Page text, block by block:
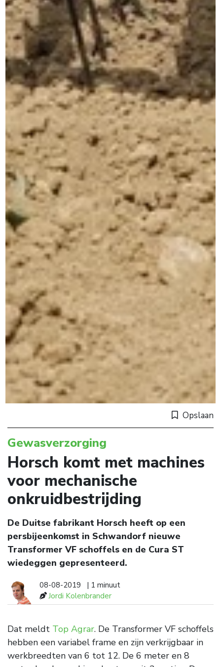
Opslaan
Gewasverzorging
Horsch komt met machines
voor mechanische
onkruidbestrijding
De Duitse fabrikant Horsch heeft op een
persbijeenkomst in Schwandorf nieuwe
Transformer VF schoffels en de Cura ST
wiedeggen gepresenteerd.
08-08-2019
| 1 minuut
Jordi Kolenbrander
Dat meldt Top Agrar. De Transformer VF schoffels
hebben een variabel frame en zijn verkrijgbaar in
werkbreedten van 6 tot 12. De 6 meter en 8